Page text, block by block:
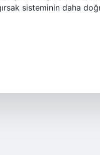
sisteminin daha